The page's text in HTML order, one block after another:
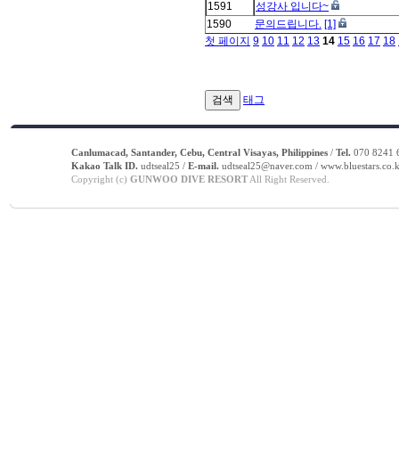
1591
성강사 입니다~
1590
문의드립니다. [1]
첫 페이지 9 10 11 12 13 14 15 16 17 18
검색 태그
Canlumacad, Santander, Cebu, Central Visayas, Philippines / Tel. 070 8241
Kakao Talk ID. udtseal25 / E-mail. udtseal25@naver.com /
Copyright (c) GUNWOO DIVE RESORT All Right Reserved.